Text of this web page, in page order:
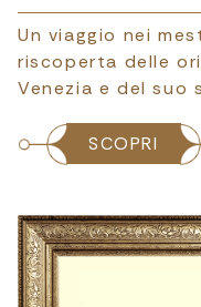
Un viaggio nei
riscoperta delle
Venezia e del suo
SCOPRI